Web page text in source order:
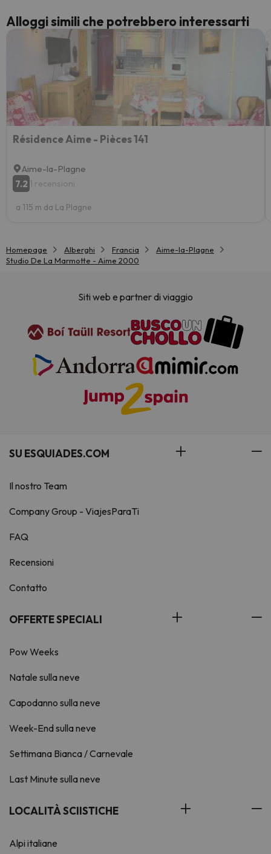
Alloggi simili che potrebbero interessarti
Résidence Aime - Pièces 141
Aime-la-Plagne
7.2 1 recensioni
a 115 m da La Plagne
Homepage Alberghi Francia
Aime-la-Plagne
Studio De La Marmotte - Aime 2000
Siti web e partner di viaggio
SU ESQUIADES.COM
Il nostro Team
Company Group - ViajesParaTi
FAQ
Recensioni
Contatto
OFFERTE SPECIALI
Pow Weeks
Natale sulla neve
Capodanno sulla neve
Week-End sulla neve
Settimana Bianca / Carnevale
Last Minute sulla neve
LOCALITÀ SCIISTICHE
Alpi italiane